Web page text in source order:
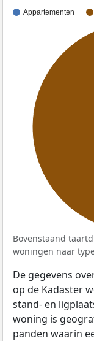
Appartementen
Bovenstaand
woningen naar
De gegevens
op de Kadaster
stand- en
woning is
panden waarin